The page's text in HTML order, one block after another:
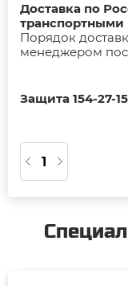
Доставка по
Порядок
менеджером
Защита 154-27-